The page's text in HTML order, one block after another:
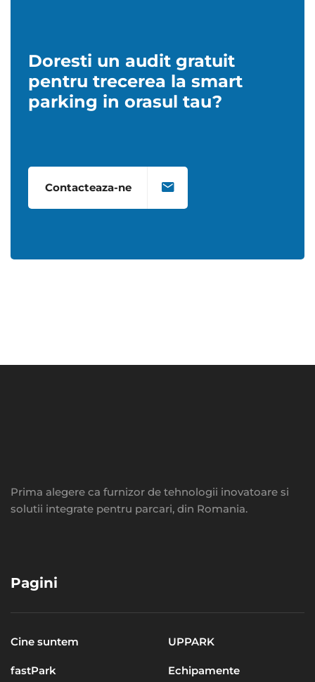
Doresti un audit gratuit
pentru trecerea la smart
parking in orasul tau?
Contacteaza-ne
Prima alegere ca furnizor de tehnologii inovatoare si
solutii integrate pentru parcari, din Romania.
Pagini
Cine suntem UPPARK
fastPark Echipamente